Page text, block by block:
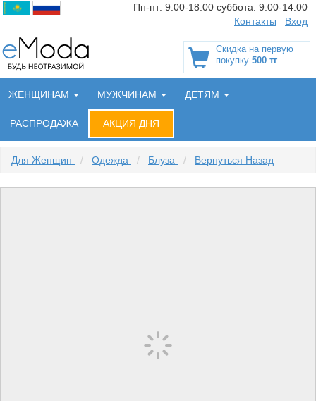
Пн-пт: 9:00-18:00 суббота: 9:00-14:00
Контакты
Вход
Скидка на первую
покупку 500 тг
ЖЕНЩИНАМ МУЖЧИНАМ ДЕТЯМ
РАСПРОДАЖА АКЦИЯ ДНЯ
Для Женщин / Одежда / Блуза / Вернуться Назад